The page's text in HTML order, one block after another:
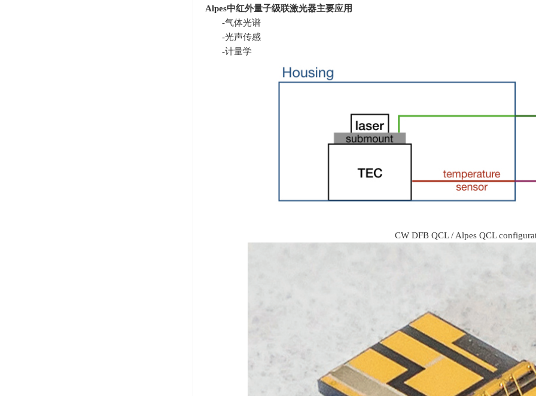
Alpes中红外量子级联激光器主要应用
-气体光谱
-光声传感
-计量学
CW DFB QCL / Alpes QCL